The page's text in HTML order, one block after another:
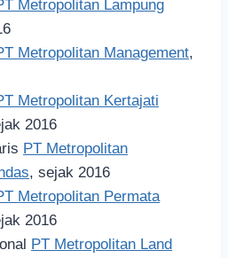
Metropolitan Lampung
Metropolitan Management,
Metropolitan Kertajati
2016
PT Metropolitan
, sejak 2016
Metropolitan Permata
2016
PT Metropolitan Land